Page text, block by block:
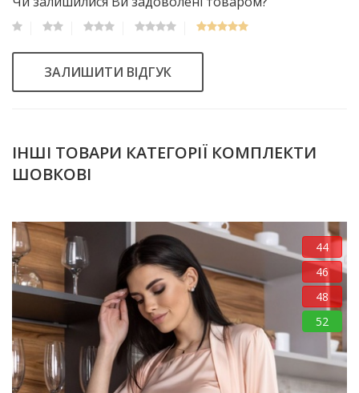
ЗАЛИШИТИ ВІДГУК
ІНШІ ТОВАРИ КАТЕГОРІЇ КОМПЛЕКТИ
ШОВКОВІ
44
46
48
52